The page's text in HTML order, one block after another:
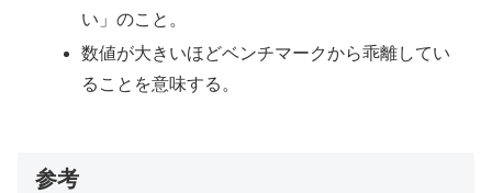
い」のこと。
数値が大きいほどベンチマークから乖離してい
ることを意味する。
参考